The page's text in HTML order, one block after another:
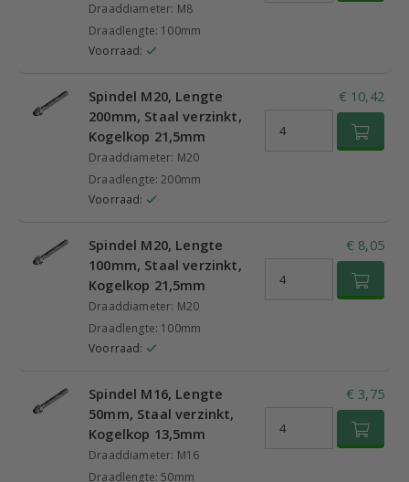
Draaddiameter: M8
Draadlengte: 100mm
Voorraad:
Spindel M20, Lengte
200mm, Staal verzinkt,
Kogelkop 21,5mm
Draaddiameter: M20
Draadlengte: 200mm
Voorraad:
€ 10,42
Spindel M20, Lengte
100mm, Staal verzinkt,
Kogelkop 21,5mm
Draaddiameter: M20
Draadlengte: 100mm
Voorraad:
€ 8,05
Spindel M16, Lengte
50mm, Staal verzinkt,
Kogelkop 13,5mm
Draaddiameter: M16
Draadlengte: 50mm
€ 3,75